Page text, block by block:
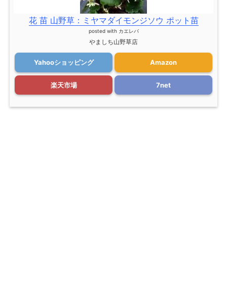
花 苗 山野草：ミヤマダイモンジソウ ポット苗
posted with カエレバ
やましち山野草店
Yahooショッピング Amazon
楽天市場 7net